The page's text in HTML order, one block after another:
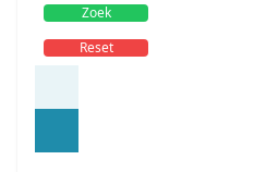
Zoek
Reset